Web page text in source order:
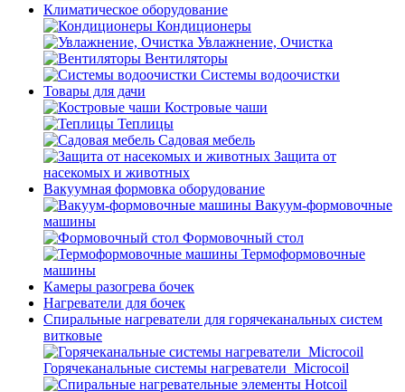
Климатическое оборудование
Кондиционеры
Увлажнение, Очистка
Вентиляторы
Системы водоочистки
Товары для дачи
Костровые чаши
Теплицы
Садовая мебель
Защита от
насекомых и животных
Вакуумная формовка оборудование
Вакуум-формовочные
машины
Формовочный стол
Термоформовочные
машины
Камеры разогрева бочек
Нагреватели для бочек
Спиральные нагреватели для горячеканальных систем
витковые
Горячеканальные системы нагреватели_Microcoil